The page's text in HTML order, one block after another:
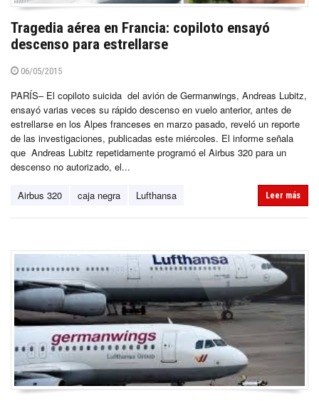
Tragedia aérea en Francia: copiloto ensayó
descenso para estrellarse
06/05/2015
PARÍS– El copiloto suicida del avión de Germanwings, Andreas Lubitz,
ensayó varias veces su rápido descenso en vuelo anterior, antes de
estrellarse en los Alpes franceses en marzo pasado, reveló un reporte
de las investigaciones, publicadas este miércoles. El informe señala
que Andreas Lubitz repetidamente programó el Airbus 320 para un
descenso no autorizado, el...
Airbus 320 caja negra Lufthansa Leer más